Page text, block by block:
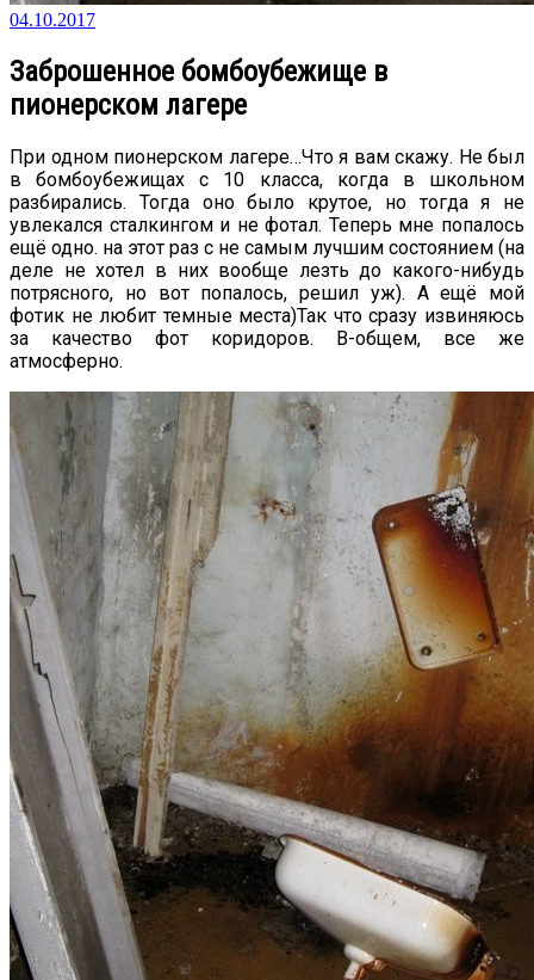
04.10.2017
Заброшенное бомбоубежище в
пионерском лагере
При одном пионерском лагере…Что я вам скажу. Не был
в бомбоубежищах с 10 класса, когда в школьном
разбирались. Тогда оно было крутое, но тогда я не
увлекался сталкингом и не фотал. Теперь мне попалось
ещё одно. на этот раз с не самым лучшим состоянием (на
деле не хотел в них вообще лезть до какого-нибудь
потрясного, но вот попалось, решил уж). А ещё мой
фотик не любит темные места)Так что сразу извиняюсь
за качество фот коридоров. В-общем, все же
атмосферно.